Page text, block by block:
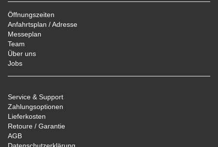
Öffnungszeiten
Anfahrtsplan / Adresse
Messeplan
Team
Über uns
Jobs
Service & Support
Zahlungsoptionen
Lieferkosten
Retoure / Garantie
AGB